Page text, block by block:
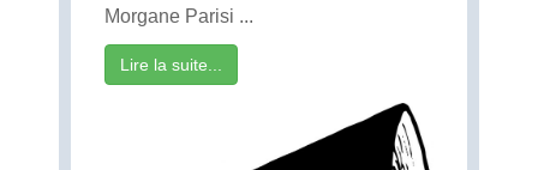
Morgane Parisi ...
Lire la suite...